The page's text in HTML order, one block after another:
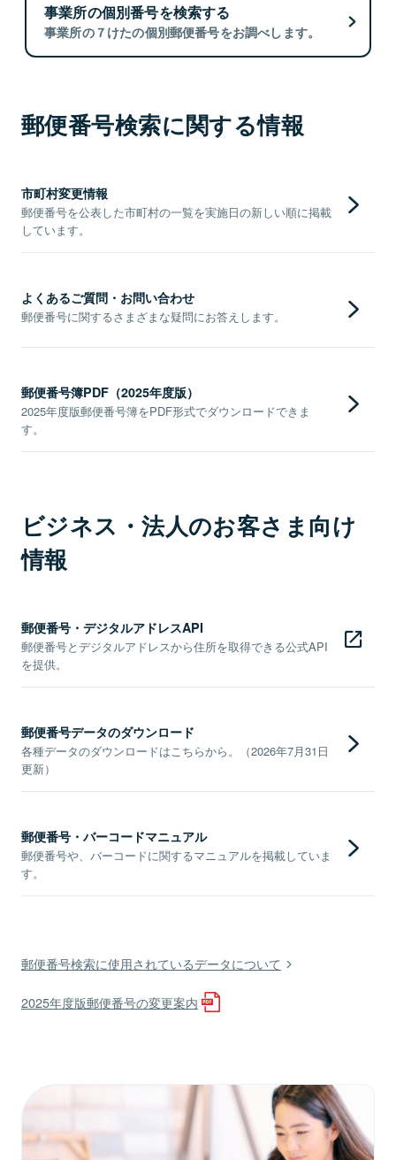
事業所の個別番号を検索する
事業所の７けたの個別郵便番号をお調べします。
郵便番号検索に関する情報
市町村変更情報
郵便番号を公表した市町村の一覧を実施日の新しい順に掲載
しています。
よくあるご質問・お問い合わせ
郵便番号に関するさまざまな疑問にお答えします。
郵便番号簿PDF（2025年度版）
2025年度版郵便番号簿をPDF形式でダウンロードできま
す。
ビジネス・法人のお客さま向け
情報
郵便番号・デジタルアドレスAPI
郵便番号とデジタルアドレスから住所を取得できる公式API
を提供。
郵便番号データのダウンロード
各種データのダウンロードはこちらから。（2026年7月31日
更新）
郵便番号・バーコードマニュアル
郵便番号や、バーコードに関するマニュアルを掲載していま
す。
郵便番号検索に使用されているデータについて
2025年度版郵便番号の変更案内